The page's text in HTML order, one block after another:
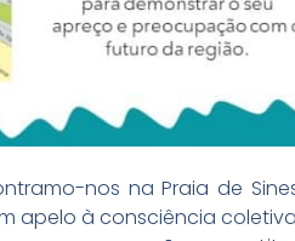
nos na Praia de
apelo à consciência